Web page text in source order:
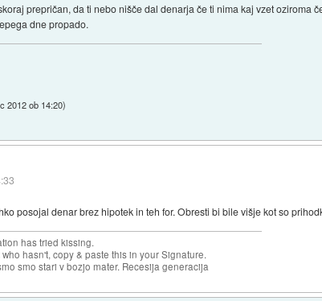
prepričan, da ti nebo nišče dal denarja če ti nima kaj vzet oziroma
dne propado.
2012 ob 14:20)
posojal denar brez hipotek in teh for. Obresti bi bile višje kot so
has tried kissing.
hasn't, copy & paste this in your Signature.
smo stari v bozjo mater. Recesija generacija